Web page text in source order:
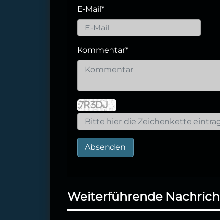
E-Mail *
Kommentar*
Absenden
Weiterführende